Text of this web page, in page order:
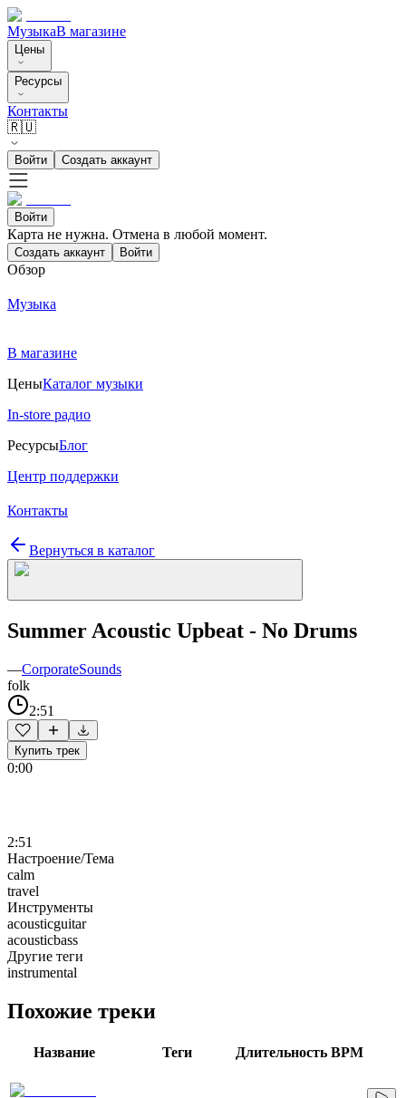
МузыкаВ магазине
Цены
Ресурсы
Контакты
🇷🇺
Войти Создать аккаунт
Войти
Карта не нужна. Отмена в любой момент.
Создать аккаунт Войти
Обзор
Музыка
В магазине
ЦеныКаталог музыки
In-store радио
РесурсыБлог
Центр поддержки
Контакты
Вернуться в каталог
Summer Acoustic Upbeat - No Drums
—CorporateSounds
folk
2:51
Купить трек
0:00
2:51
Настроение/Тема
calm
travel
Инструменты
acousticguitar
acousticbass
Другие теги
instrumental
Похожие треки
Название Теги Длительность BPM